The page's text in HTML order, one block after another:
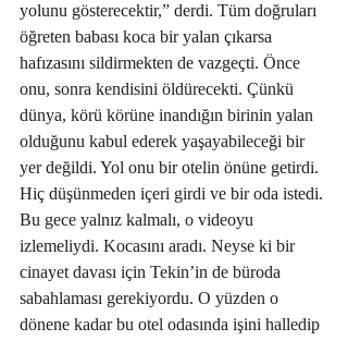
yolunu gösterecektir,” derdi. Tüm doğruları
öğreten babası koca bir yalan çıkarsa
hafızasını sildirmekten de vazgeçti. Önce
onu, sonra kendisini öldürecekti. Çünkü
dünya, körü körüne inandığın birinin yalan
olduğunu kabul ederek yaşayabileceği bir
yer değildi. Yol onu bir otelin önüne getirdi.
Hiç düşünmeden içeri girdi ve bir oda istedi.
Bu gece yalnız kalmalı, o videoyu
izlemeliydi. Kocasını aradı. Neyse ki bir
cinayet davası için Tekin’in de büroda
sabahlaması gerekiyordu. O yüzden o
dönene kadar bu otel odasında işini halledip